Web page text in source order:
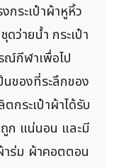
กระเป๋าผ้าหูหิ้ว
ว่ายน้ำ กระเป๋า
ณ์กีฬาเพื่อไป
นของที่ระลึกของ
กระเป๋าผ้าได้รับ
ก แน่นอน และมี
าร่ม ผ้าคอตตอน